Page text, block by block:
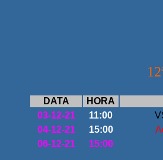
DATA HORA
03-12-21
11:00
04-12-21
15:00
06-12-21
15:00